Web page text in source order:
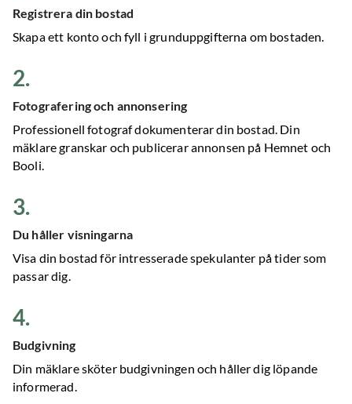
Registrera din bostad
Skapa ett konto och fyll i grunduppgifterna om bostaden.
2.
Fotografering och annonsering
Professionell fotograf dokumenterar din bostad. Din
mäklare granskar och publicerar annonsen på Hemnet och
Booli.
3.
Du håller visningarna
Visa din bostad för intresserade spekulanter på tider som
passar dig.
4.
Budgivning
Din mäklare sköter budgivningen och håller dig löpande
informerad.